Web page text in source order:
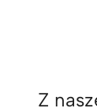
Z